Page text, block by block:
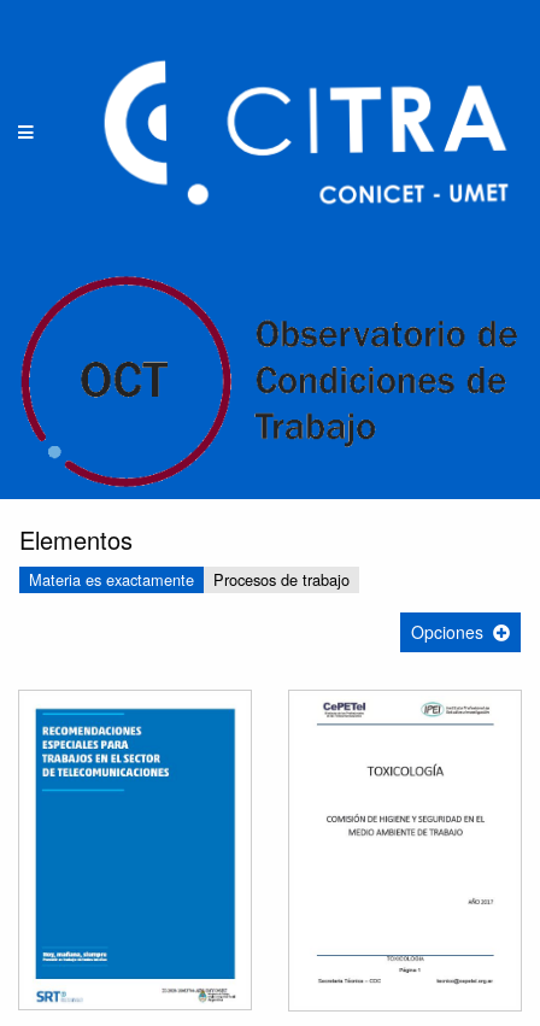
Elementos
Materia es exactamente Procesos de trabajo
Opciones